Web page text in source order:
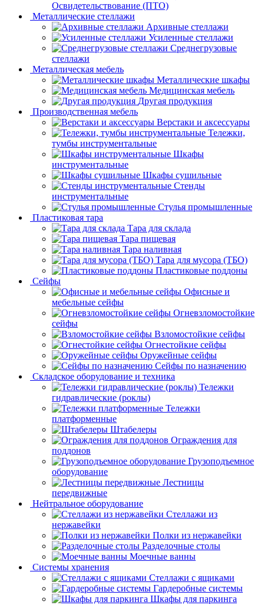
Освидетельствование (ПТО)
Металлические стеллажи
Архивные стеллажи
Усиленные стеллажи
Среднегрузовые
стеллажи
Металлическая мебель
Металлические шкафы
Медицинская мебель
Другая продукция
Производственная мебель
Верстаки и аксессуары
Тележки,
тумбы инструментальные
Шкафы
инструментальные
Шкафы сушильные
Стенды
инструментальные
Cтулья промышленные
Пластиковая тара
Тара для склада
Тара пищевая
Тара наливная
Тара для мусора (ТБО)
Пластиковые поддоны
Сейфы
Офисные и
мебельные сейфы
Огневзломостойкие
сейфы
Взломостойкие сейфы
Огнестойкие сейфы
Оружейные сейфы
Сейфы по назначению
Складское оборудование и техника
Тележки
гидравлические (роклы)
Тележки
платформенные
Штабелеры
Ограждения для
поддонов
Грузоподъемное
оборудование
Лестницы
передвижные
Нейтральное оборудование
Стеллажи из
нержавейки
Полки из нержавейки
Разделочные столы
Моечные ванны
Системы хранения
Стеллажи с ящиками
Гардеробные системы
Шкафы для паркинга